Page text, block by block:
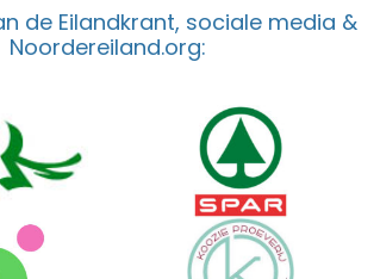
de Eilandkrant, sociale media &
Noordereiland.org: